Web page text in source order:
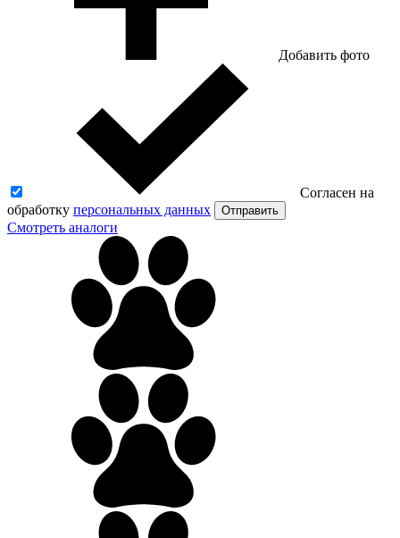
Добавить фото
Согласен на
обработку персональных данных Отправить
Смотреть аналоги